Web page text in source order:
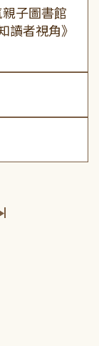
親子圖書館
讀者視角》